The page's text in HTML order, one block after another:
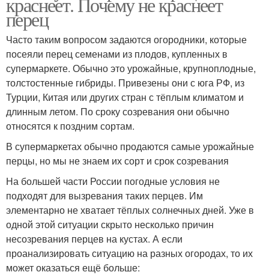
перец
Часто таким вопросом задаются огородники, которые
посеяли перец семенами из плодов, купленных в
супермаркете. Обычно это урожайные, крупноплодные,
толстостенные гибриды. Привезены они с юга РФ, из
Турции, Китая или других стран с тёплым климатом и
длинным летом. По сроку созревания они обычно
относятся к поздним сортам.
В супермаркетах обычно продаются самые урожайные
перцы, но мы не знаем их сорт и срок созревания
На большей части России погодные условия не
подходят для вызревания таких перцев. Им
элементарно не хватает тёплых солнечных дней. Уже в
одной этой ситуации скрыто несколько причин
несозревания перцев на кустах. А если
проанализировать ситуацию на разных огородах, то их
может оказаться ещё больше: